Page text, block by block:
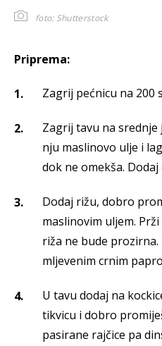
foto: Shutterstock
Priprema:
Zagrij pećnicu na 200
Zagrij tavu na
nju maslinovo ulje i
dok ne omekša.
Dodaj rižu, dobro
maslinovim uljem.
riža ne bude prozirna.
mljevenim crnim
U tavu dodaj na
tikvicu i dobro
pasirane rajčice pa